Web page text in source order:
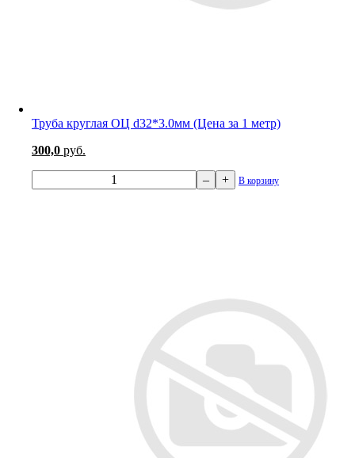
Труба круглая ОЦ d32*3.0мм (Цена за 1 метр)
300,0 руб.
– + В корзину